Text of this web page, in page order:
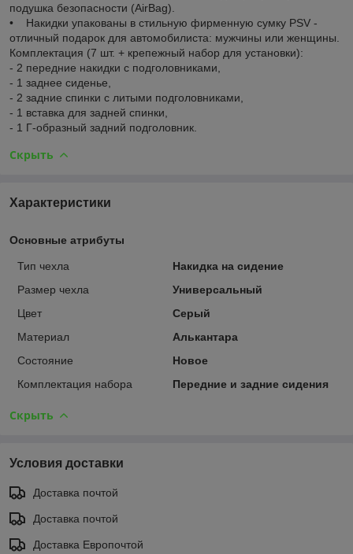
подушка безопасности (AirBag).
• Накидки упакованы в стильную фирменную сумку PSV -
отличный подарок для автомобилиста: мужчины или женщины.
Комплектация (7 шт. + крепежный набор для установки):
- 2 передние накидки с подголовниками,
- 1 заднее сиденье,
- 2 задние спинки с литыми подголовниками,
- 1 вставка для задней спинки,
- 1 Г-образный задний подголовник.
Скрыть
Характеристики
Основные атрибуты
Тип чехла
Накидка на сидение
Размер чехла
Универсальный
Цвет
Серый
Материал
Алькантара
Состояние
Новое
Комплектация набора
Передние и задние сидения
Скрыть
Условия доставки
Доставка почтой
Доставка почтой
Доставка Европочтой